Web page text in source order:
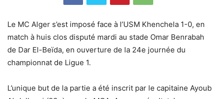
Le MC Alger s’est imposé face à l’USM Khenchela 1-0, en
match à huis clos disputé mardi au stade Omar Benrabah
de Dar El-Beïda, en ouverture de la 24e journée du
championnat de Ligue 1.
L’unique but de la partie a été inscrit par le capitaine Ayoub